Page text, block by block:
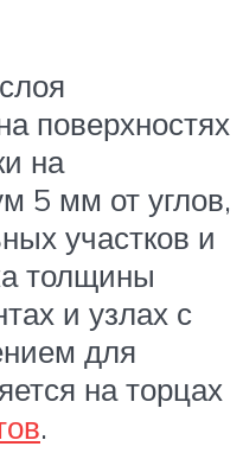
поверхностях
на
5 мм от углов,
участков и
толщины
и узлах с
для
на торцах
.